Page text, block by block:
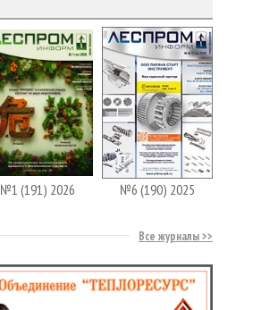
№1 (191) 2026 №6 (190) 2025
Все журналы